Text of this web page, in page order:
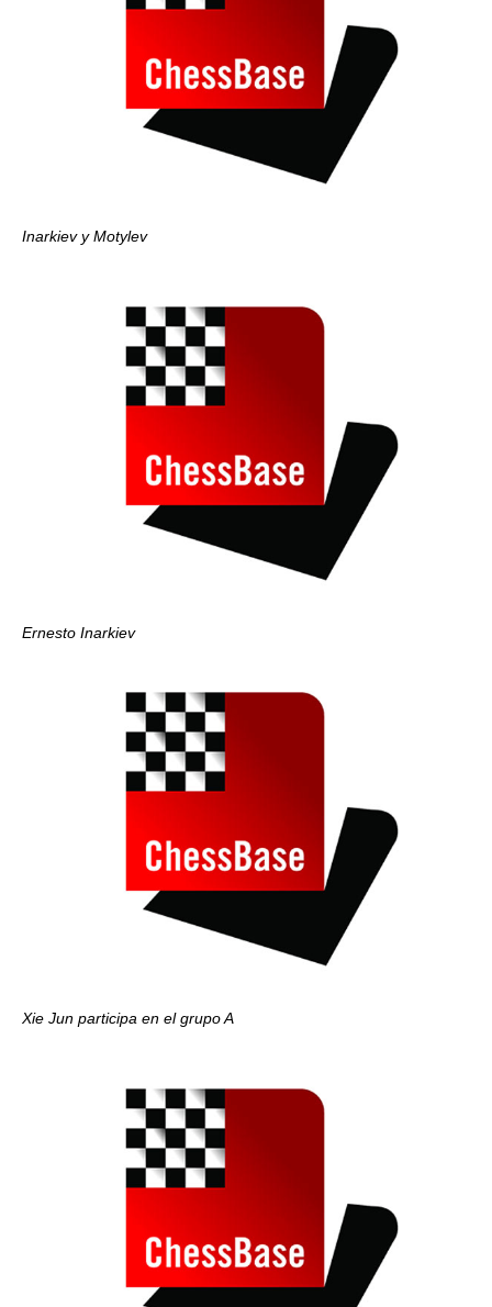
Inarkiev y Motylev
Ernesto Inarkiev
Xie Jun participa en el grupo A